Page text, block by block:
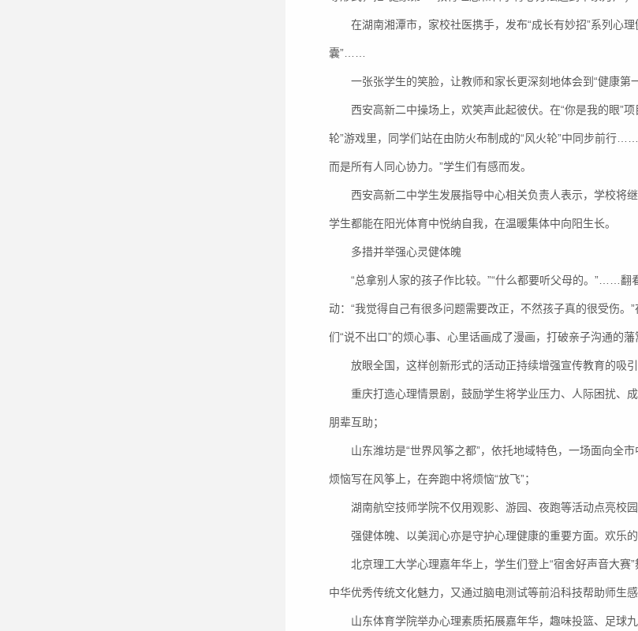
在湖南湘潭市，家校社医携手，发布“成长有妙招”系列心
囊”……
一张张学生的笑脸，让教师和家长更深刻地体会到“健康第一
西安高新二中操场上，欢笑声此起彼伏。在“你是我的眼”
轮”游戏里，同学们站在由防火布制成的“风火轮”中同步前行
而是所有人同心协力。”学生们有感而发。
西安高新二中学生发展指导中心相关负责人表示，学校将
学生都能在阳光体育中悦纳自我，在温暖集体中向阳生长。
多措并举强心灵健体魄
“总拿别人家的孩子作比较。”“什么都要听父母的。”……
动：“我觉得自己有很多问题需要改正，不然孩子真的很受伤
们“说不出口”的烦心事、心里话画成了漫画，打破亲子沟通的藩
放眼全国，这样创新形式的活动正持续增强宣传教育的吸引
重庆打造心理情景剧，鼓励学生将学业压力、人际困扰、
朋辈互助；
山东潍坊是“世界风筝之都”，依托地域特色，一场面向全
烦恼写在风筝上，在奔跑中将烦恼“放飞”；
湖南航空技师学院不仅用观影、游园、夜跑等活动点亮校
强健体魄、以美润心亦是守护心理健康的重要方面。欢乐
北京理工大学心理嘉年华上，学生们登上“宿舍好声音大
中华优秀传统文化魅力，又通过脑电测试等前沿科技帮助师生感
山东体育学院举办心理素质拓展嘉年华，趣味投篮、足球